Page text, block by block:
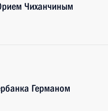
Чиханчиным
Германом